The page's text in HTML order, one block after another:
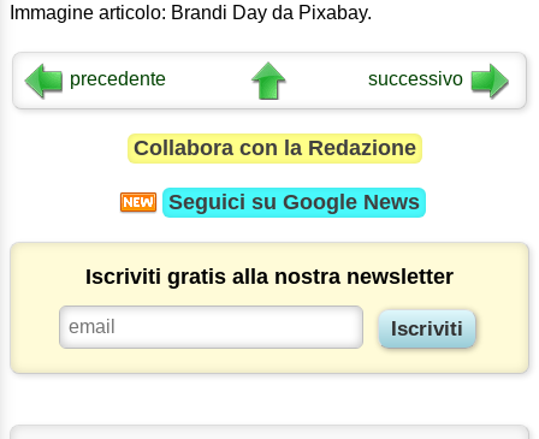
Immagine articolo: Brandi Day da Pixabay.
precedente successivo
Collabora con la Redazione
Seguici su Google News
Iscriviti gratis alla nostra newsletter